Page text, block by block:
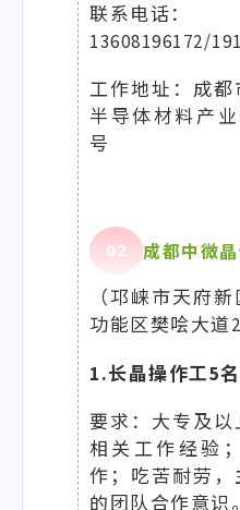
联系电话：
13608196172/
工作地址：成
半导体材料产
号
02 成都中微
（邛崃市天府
功能区樊哙大道
1.长晶操作工5名
要求：大专及
相关工作经验
作；吃苦耐劳
的团队合作意识。